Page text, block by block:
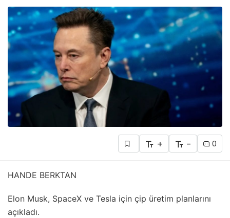
+ - 0
HANDE BERKTAN
Elon Musk, SpaceX ve Tesla için çip üretim planlarını
açıkladı.